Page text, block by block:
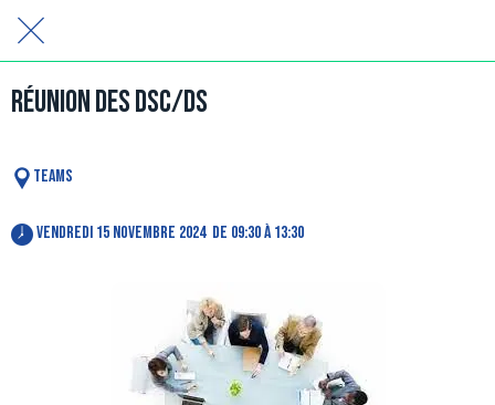
Réunion des DSC/DS
TEAMS
vendredi 15 novembre 2024  de 09:30 à 13:30